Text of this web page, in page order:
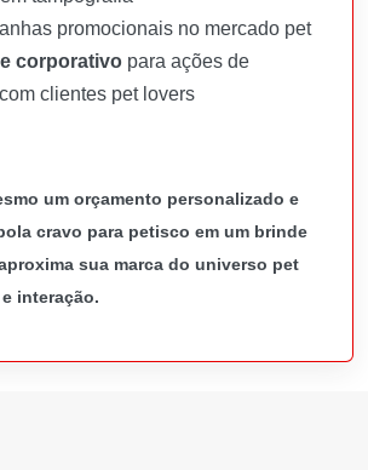
promocionais no mercado pet
corporativo para ações de
clientes pet lovers
um orçamento personalizado e
cravo para petisco em um brinde
sua marca do universo pet
interação.